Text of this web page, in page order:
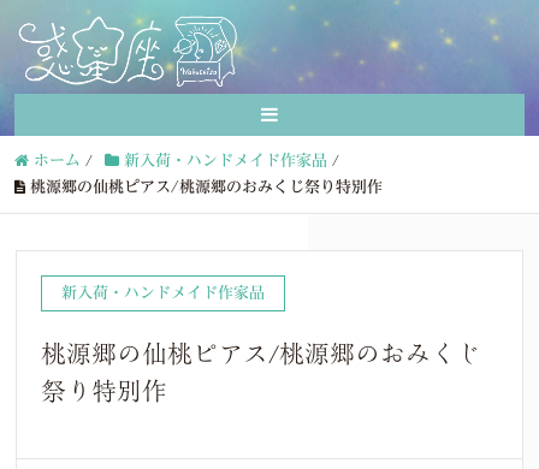
ホーム / 新入荷・ハンドメイド作家品 /
桃源郷の仙桃ピアス/桃源郷のおみくじ祭り特別作
新入荷・ハンドメイド作家品
桃源郷の仙桃ピアス/桃源郷のおみくじ
祭り特別作